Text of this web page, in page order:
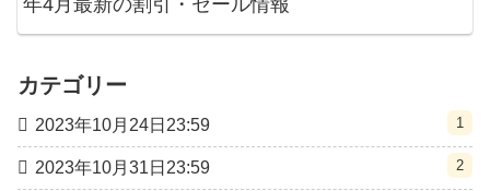
カテゴリー
2023年10月24日23:59 1
2023年10月31日23:59 2